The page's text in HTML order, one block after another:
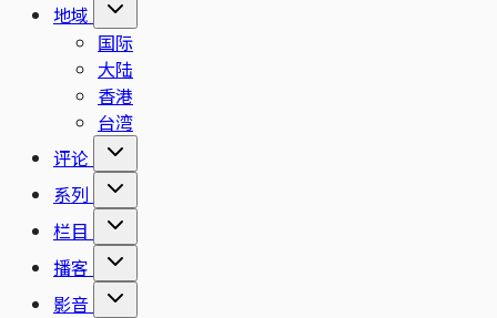
地域
国际
大陆
香港
台湾
评论
系列
栏目
播客
影音